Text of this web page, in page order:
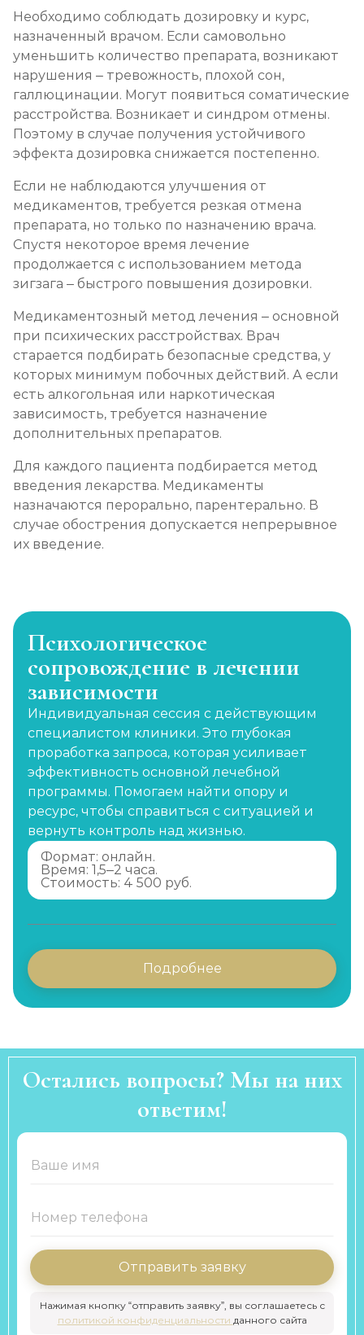
Необходимо соблюдать дозировку и курс,
назначенный врачом. Если самовольно
уменьшить количество препарата, возникают
нарушения – тревожность, плохой сон,
галлюцинации. Могут появиться соматические
расстройства. Возникает и синдром отмены.
Поэтому в случае получения устойчивого
эффекта дозировка снижается постепенно.
Если не наблюдаются улучшения от
медикаментов, требуется резкая отмена
препарата, но только по назначению врача.
Спустя некоторое время лечение
продолжается с использованием метода
зигзага – быстрого повышения дозировки.
Медикаментозный метод лечения – основной
при психических расстройствах. Врач
старается подбирать безопасные средства, у
которых минимум побочных действий. А если
есть алкогольная или наркотическая
зависимость, требуется назначение
дополнительных препаратов.
Для каждого пациента подбирается метод
введения лекарства. Медикаменты
назначаются перорально, парентерально. В
случае обострения допускается непрерывное
их введение.
Психологическое
сопровождение в лечении
зависимости
Индивидуальная сессия с действующим
специалистом клиники. Это глубокая
проработка запроса, которая усиливает
эффективность основной лечебной
программы. Помогаем найти опору и
ресурс, чтобы справиться с ситуацией и
вернуть контроль над жизнью.
Формат: онлайн.
Время: 1,5–2 часа.
Стоимость: 4 500 руб.
Подробнее
Остались вопросы? Мы на них
ответим!
Отправить заявку
Нажимая кнопку “отправить заявку”, вы соглашаетесь с
политикой конфиденциальности данного сайта